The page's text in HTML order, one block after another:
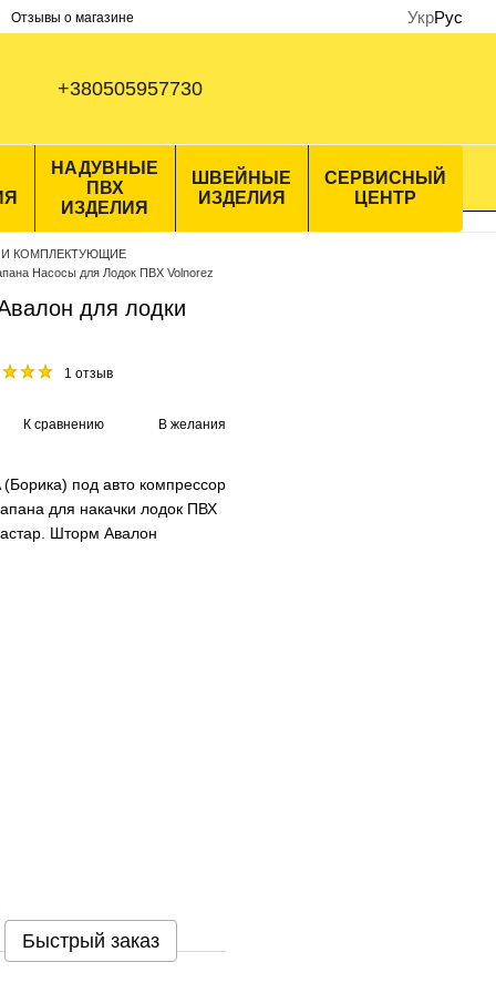
Отзывы о магазине УкрРус
+380505957730
НАДУВНЫЕ
ПВХ
ИЗДЕЛИЯ
ШВЕЙНЫЕ
ИЗДЕЛИЯ
СЕРВИСНЫЙ
ЦЕНТР
И КОМПЛЕКТУЮЩИЕ
Насосы для Лодок ПВХ Volnorez
для лодки
1 отзыв
К сравнению В желания
под авто компрессор
для накачки лодок ПВХ
Шторм Авалон
Быстрый заказ